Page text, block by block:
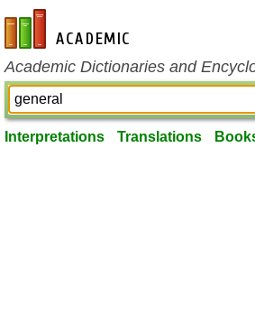
en-academic.com
Academic Dictionaries and
Interpretations Translations